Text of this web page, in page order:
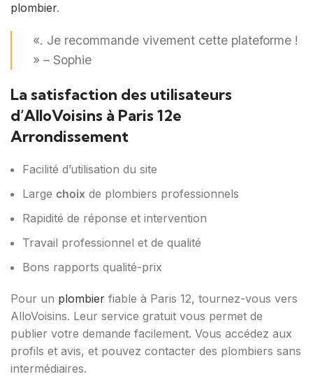
plombier.
«. Je recommande vivement cette plateforme !
» – Sophie
La satisfaction des utilisateurs
d’AlloVoisins à Paris 12e
Arrondissement
Facilité d’utilisation du site
Large choix de plombiers professionnels
Rapidité de réponse et intervention
Travail professionnel et de qualité
Bons rapports qualité-prix
Pour un plombier fiable à Paris 12, tournez-vous vers
AlloVoisins. Leur service gratuit vous permet de
publier votre demande facilement. Vous accédez aux
profils et avis, et pouvez contacter des plombiers sans
intermédiaires.